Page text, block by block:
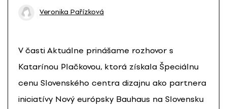
Veronika Pařízková
V časti Aktuálne prinášame rozhovor s
Katarínou Plačkovou, ktorá získala Špeciálnu
cenu Slovenského centra dizajnu ako partnera
iniciatívy Nový európsky Bauhaus na Slovensku